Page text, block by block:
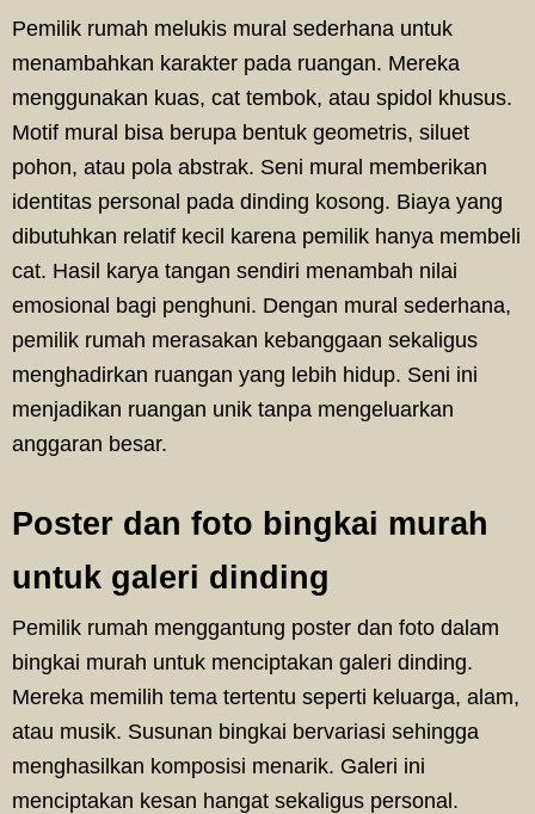
Pemilik rumah melukis mural sederhana untuk
menambahkan karakter pada ruangan. Mereka
menggunakan kuas, cat tembok, atau spidol khusus.
Motif mural bisa berupa bentuk geometris, siluet
pohon, atau pola abstrak. Seni mural memberikan
identitas personal pada dinding kosong. Biaya yang
dibutuhkan relatif kecil karena pemilik hanya membeli
cat. Hasil karya tangan sendiri menambah nilai
emosional bagi penghuni. Dengan mural sederhana,
pemilik rumah merasakan kebanggaan sekaligus
menghadirkan ruangan yang lebih hidup. Seni ini
menjadikan ruangan unik tanpa mengeluarkan
anggaran besar.
Poster dan foto bingkai murah
untuk galeri dinding
Pemilik rumah menggantung poster dan foto dalam
bingkai murah untuk menciptakan galeri dinding.
Mereka memilih tema tertentu seperti keluarga, alam,
atau musik. Susunan bingkai bervariasi sehingga
menghasilkan komposisi menarik. Galeri ini
menciptakan kesan hangat sekaligus personal.